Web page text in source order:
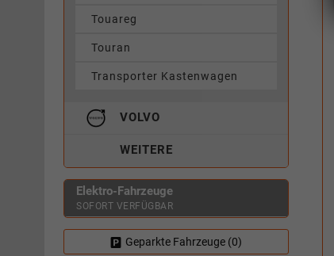
Touareg
Touran
Transporter Kastenwagen
VOLVO
WEITERE
Elektro-Fahrzeuge
SOFORT VERFÜGBAR
Geparkte Fahrzeuge (0)